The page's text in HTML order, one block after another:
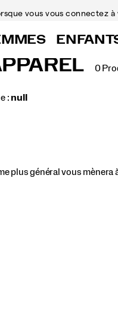
vous vous connectez
0
: null
plus général vous mènera